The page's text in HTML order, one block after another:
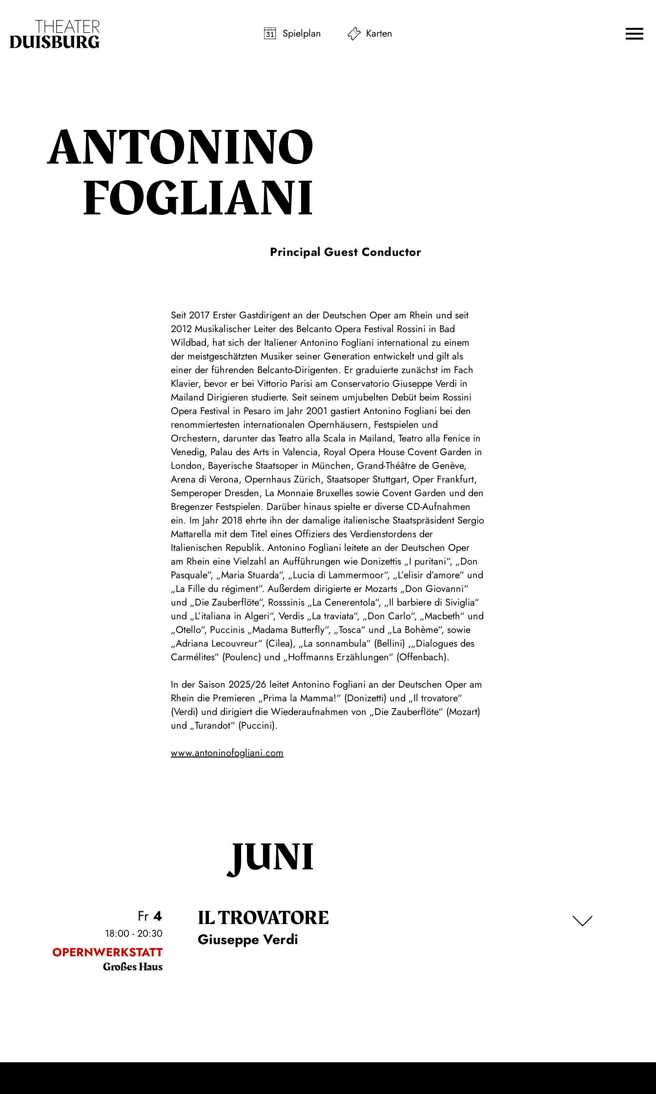
Spielplan
Karten
ANTONINO
FOGLIANI
Principal Guest Conductor
Seit 2017 Erster Gastdirigent an der Deutschen Oper am Rhein und seit
2012 Musikalischer Leiter des Belcanto Opera Festival Rossini in Bad
Wildbad, hat sich der Italiener Antonino Fogliani international zu einem
der meistgeschätzten Musiker seiner Generation entwickelt und gilt als
einer der führenden Belcanto-Dirigenten. Er graduierte zunächst im Fach
Klavier, bevor er bei Vittorio Parisi am Conservatorio Giuseppe Verdi in
Mailand Dirigieren studierte. Seit seinem umjubelten Debüt beim Rossini
Opera Festival in Pesaro im Jahr 2001 gastiert Antonino Fogliani bei den
renommiertesten internationalen Opernhäusern, Festspielen und
Orchestern, darunter das Teatro alla Scala in Mailand, Teatro alla Fenice in
Venedig, Palau des Arts in Valencia, Royal Opera House Covent Garden in
London, Bayerische Staatsoper in München, Grand-Théâtre de Genève,
Arena di Verona, Opernhaus Zürich, Staatsoper Stuttgart, Oper Frankfurt,
Semperoper Dresden, La Monnaie Bruxelles sowie Covent Garden und den
Bregenzer Festspielen. Darüber hinaus spielte er diverse CD-Aufnahmen
ein. Im Jahr 2018 ehrte ihn der damalige italienische Staatspräsident Sergio
Mattarella mit dem Titel eines Offiziers des Verdienstordens der
Italienischen Republik. Antonino Fogliani leitete an der Deutschen Oper
am Rhein eine Vielzahl an Aufführungen wie Donizettis „I puritani“, „Don
Pasquale“, „Maria Stuarda“, „Lucia di Lammermoor“, „L’elisir d’amore“ und
„La Fille du régiment“. Außerdem dirigierte er Mozarts „Don Giovanni“
und „Die Zauberflöte“, Rosssinis „La Cenerentola“, „Il barbiere di Siviglia“
und „L’italiana in Algeri“, Verdis „La traviata“, „Don Carlo“, „Macbeth“ und
„Otello“, Puccinis „Madama Butterfly“, „Tosca“ und „La Bohème“, sowie
„Adriana Lecouvreur“ (Cilea), „La sonnambula“ (Bellini) ,„Dialogues des
Carmélites“ (Poulenc) und „Hoffmanns Erzählungen“ (Offenbach).
In der Saison 2025/26 leitet Antonino Fogliani an der Deutschen Oper am
Rhein die Premieren „Prima la Mamma!“ (Donizetti) und „Il trovatore“
(Verdi) und dirigiert die Wiederaufnahmen von „Die Zauberflöte“ (Mozart)
und „Turandot“ (Puccini).
www.antoninofogliani.com
JUNI
Fr4
18:00 - 20:30
OPERNWERKSTATT
Großes Haus
IL TROVA­TORE
Giuseppe Verdi